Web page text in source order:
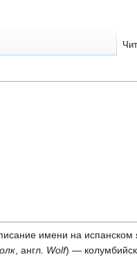
имени на испанском
, англ. Wolf) —